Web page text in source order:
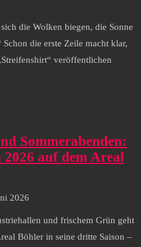
die Wolken biegen, die Sonne
die erste Zeile macht klar,
veröffentlichen
Sommerabenden:
auf dem Areal
2026
und frischem Grün geht
Böhler in seine dritte Saison –